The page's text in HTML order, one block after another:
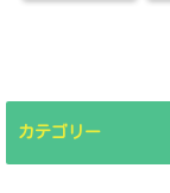
カテゴリー